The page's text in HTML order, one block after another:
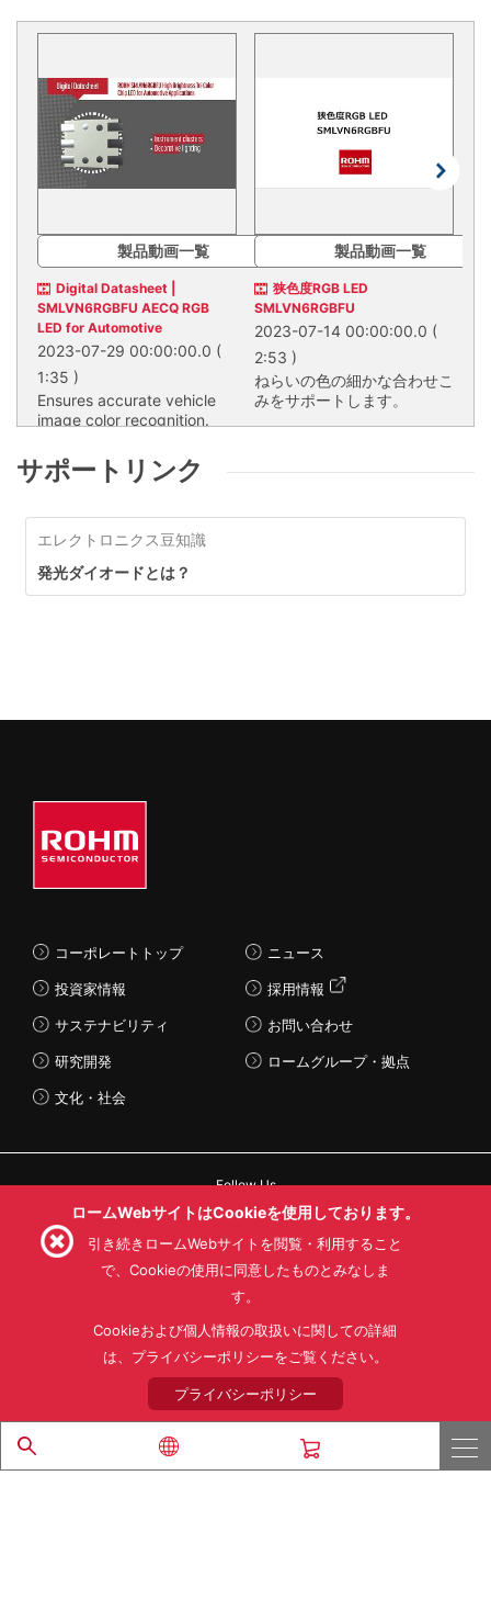
PREV
製品動画一覧
Digital Datasheet |
SMLVN6RGBFU AECQ RGB
LED for Automotive
2023-07-29 00:00:00.0 (
1:35 )
Ensures accurate vehicle
image color recognition.
Ensures accurate vehicle image
color recognition.
SMLVN6RGBFU
製品動画一覧
狭色度RGB LED
SMLVN6RGBFU
2023-07-14 00:00:00.0 (
2:53 )
ねらいの色の細かな合わせこ
みをサポートします。
サポートリンク
エレクトロニクス豆知識
発光ダイオードとは？
コーポレートトップ
投資家情報
サステナビリティ
研究開発
文化・社会
ニュース
採用情報
お問い合わせ
ロームグループ・拠点
Follow Us
利用目的
プライバシーポリシー
サイトマップ
ローム製品の販売に関する標準契約条件書(PDF)
© 1997 - 2026 ROHM CO., LTD. ALL RIGHTS RESERVED.
ロームWebサイトはCookieを使用しております。
引き続きロームWebサイトを閲覧・利用すること
で、Cookieの使用に同意したものとみなしま
す。
Cookieおよび個人情報の取扱いに関しての詳細
は、プライバシーポリシーをご覧ください。
プライバシーポリシー